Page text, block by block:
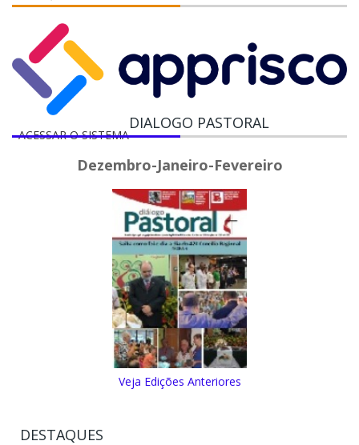
ACESSAR O SISTEMA
DIALOGO PASTORAL
Dezembro-Janeiro-Fevereiro
Veja Edições Anteriores
DESTAQUES